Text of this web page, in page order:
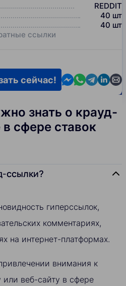
REDDIT
40 шт
40 шт
ссылки
Contact us in
Contact us
Contact
сейчас!
знать о крауд-
в сфере ставок
ссылки?
гиперссылок,
комментариях,
на интернет-платформах.
внимания к
веб-сайту в сфере